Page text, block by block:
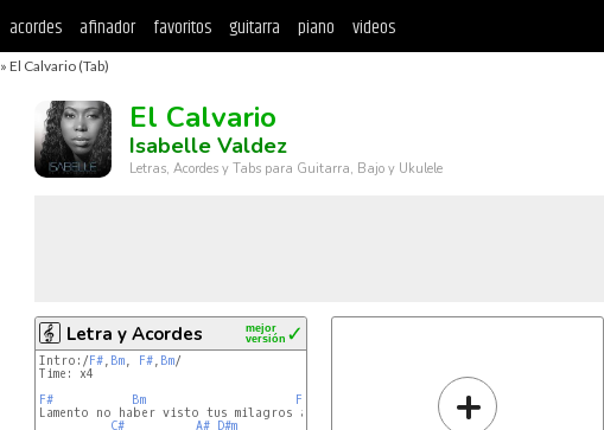
acordes afinador favoritos guitarra piano videos
» El Calvario (Tab)
El Calvario
Isabelle Valdez
Letras, Acordes y Tabs para Guitarra, Bajo y Ukulele
Letra y Acordes ✓
mejor
versión
Intro:/F#, Bm, F#, Bm/
Time: x4
F#
Bm
F#
Lamento no haber visto tus milagros al obrar
C#
A# D#m
+